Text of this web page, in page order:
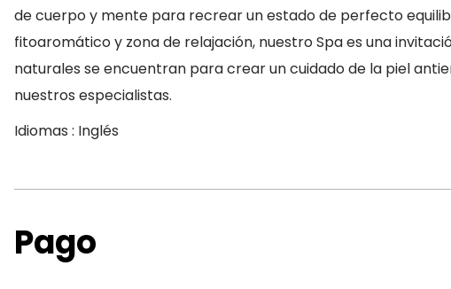
de cuerpo y mente para recrear un estado de perfecto
fitoaromático y zona de relajación, nuestro Spa es una
naturales se encuentran para crear un cuidado de la piel
nuestros especialistas.
Idiomas : Inglés
Pago